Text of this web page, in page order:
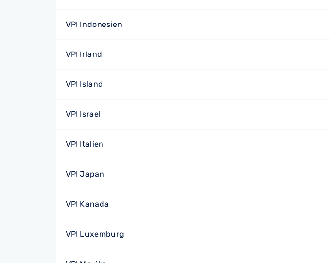
VPI Indonesien
VPI Irland
VPI Island
VPI Israel
VPI Italien
VPI Japan
VPI Kanada
VPI Luxemburg